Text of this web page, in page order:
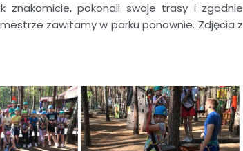
znakomicie, pokonali swoje trasy i zgodnie
zawitamy w parku ponownie. Zdjęcia z